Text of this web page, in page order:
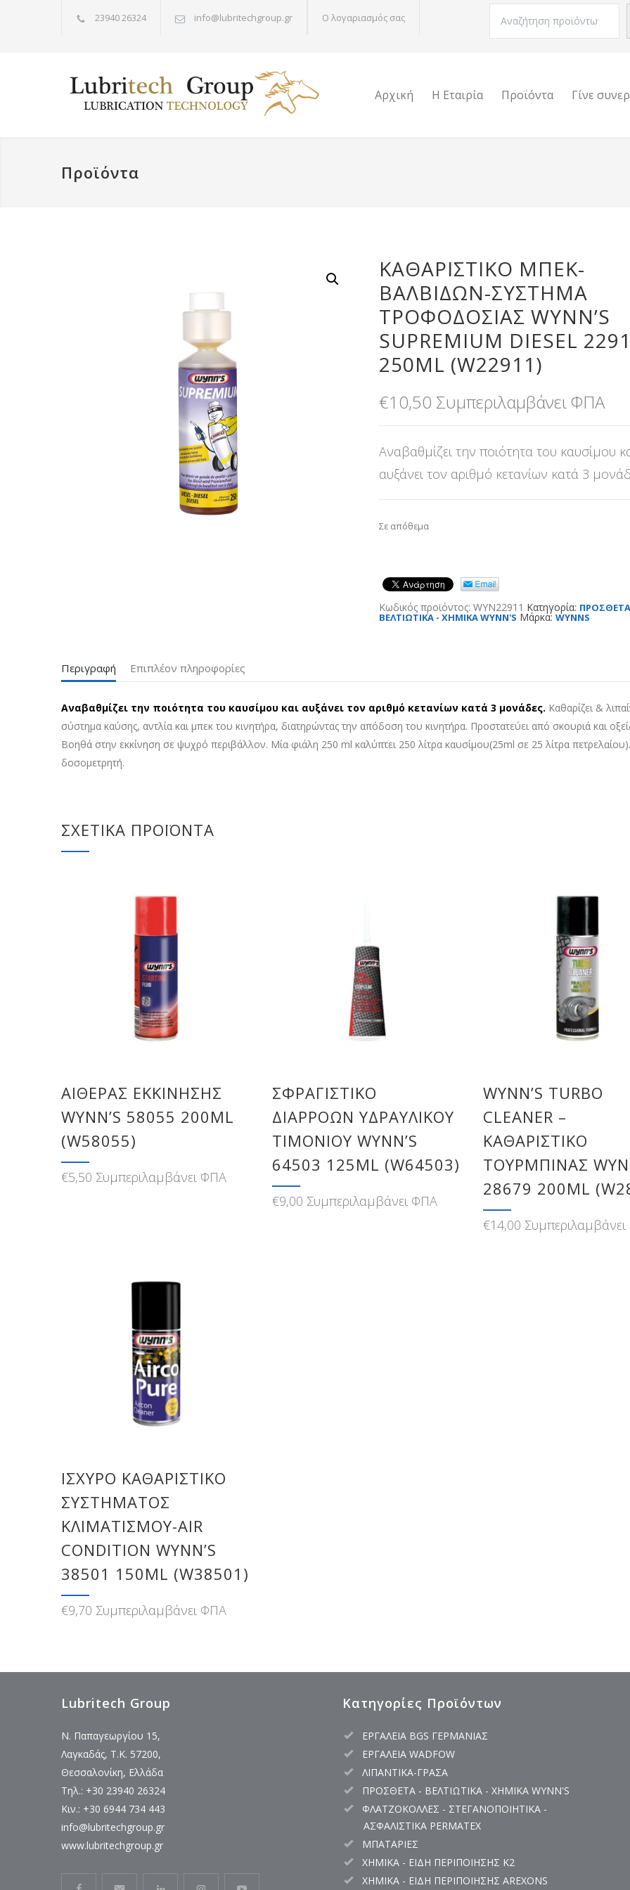
23940 26324 info@lubritechgroup.gr Ο λογαριασμός σας
Αναζήτηση
Αρχική Η Εταιρία Προϊόντα Γίνε
Προϊόντα
ΚΑΘΑΡΙΣΤΙΚΌ ΜΠΕΚ-
ΒΑΛΒΊΔΩΝ-ΣΎΣΤΗΜΑ
ΤΡΟΦΟΔΟΣΊΑΣ WYNN’S
SUPREMIUM DIESEL
250ML (W22911)
€10,50 Συμπεριλαμβάνει ΦΠΑ
Αναβαθμίζει την ποιότητα του καυσίμου
αυξάνει τον αριθμό κετανίων κατά 3
Σε απόθεμα
Κωδικός προϊόντος:WYN22911 Κατηγορία:
ΒΕΛΤΙΩΤΙΚΑ - ΧΗΜΙΚΑ WYNN'S Μάρκα:WYNNS
Περιγραφή Επιπλέον πληροφορίες
Αναβαθμίζει την ποιότητα του καυσίμου και αυξάνει τον αριθμό κετανίων κατά 3 μονάδες. Καθαρίζει &
σύστημα καύσης, αντλία και μπεκ του κινητήρα, διατηρώντας την απόδοση του κινητήρα. Προστατεύει από σκουριά και
Βοηθά στην εκκίνηση σε ψυχρό περιβάλλον. Μία φιάλη 250 ml καλύπτει 250 λίτρα καυσίμου(25ml σε 25 λίτρα
δοσομετρητή.
ΣΧΕΤΙΚΆ ΠΡΟΪΌΝΤΑ
ΑΙΘΈΡΑΣ ΕΚΚΊΝΗΣΗΣ
WYNN’S 58055 200ML
(W58055)
€5,50 Συμπεριλαμβάνει ΦΠΑ
ΣΦΡΑΓΙΣΤΙΚΌ
ΔΙΑΡΡΟΏΝ ΥΔΡΑΥΛΙΚΟΎ
ΤΙΜΟΝΙΟΎ WYNN’S
64503 125ML (W64503)
€9,00 Συμπεριλαμβάνει ΦΠΑ
WYNN’S TURBO
CLEANER –
ΚΑΘΑΡΙΣΤΙΚΌ
ΤΟΥΡΜΠΊΝΑΣ
28679 200ML
€14,00
ΙΣΧΥΡΌ ΚΑΘΑΡΙΣΤΙΚΌ
ΣΥΣΤΉΜΑΤΟΣ
ΚΛΙΜΑΤΙΣΜΟΎ-AIR
CONDITION WYNN’S
38501 150ML (W38501)
€9,70 Συμπεριλαμβάνει ΦΠΑ
Lubritech Group
Ν. Παπαγεωργίου 15,
Λαγκαδάς, Τ.Κ. 57200,
Θεσσαλονίκη, Ελλάδα
Τηλ.: +30 23940 26324
Κιν.: +30 6944 734 443
info@lubritechgroup.gr
www.lubritechgroup.gr
Κατηγορίες Προϊόντων
ΕΡΓΑΛΕΙΑ BGS ΓΕΡΜΑΝΙΑΣ
ΕΡΓΑΛΕΙΑ WADFOW
ΛΙΠΑΝΤΙΚΑ-ΓΡΑΣΑ
ΠΡΟΣΘΕΤΑ - ΒΕΛΤΙΩΤΙΚΑ - ΧΗΜΙΚΑ WYNN'S
ΦΛΑΤΖΟΚΟΛΛΕΣ - ΣΤΕΓΑΝΟΠΟΙΗΤΙΚΑ -
ΑΣΦΑΛΙΣΤΙΚΑ PERMATEX
ΜΠΑΤΑΡΙΕΣ
ΧΗΜΙΚΑ - ΕΙΔΗ ΠΕΡΙΠΟΙΗΣΗΣ K2
ΧΗΜΙΚΑ - ΕΙΔΗ ΠΕΡΙΠΟΙΗΣΗΣ AREXONS